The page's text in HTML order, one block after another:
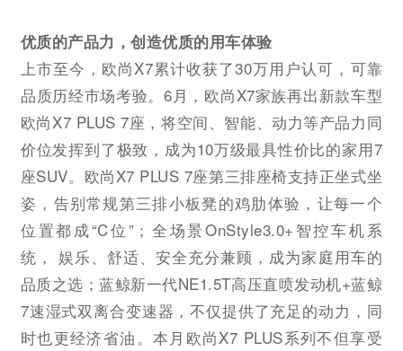
优质的产品力，创造优质的用车体验
上市至今，欧尚X7累计收获了30万用户认可，可靠
品质历经市场考验。6月，欧尚X7家族再出新款车型
欧尚X7 PLUS 7座，将空间、智能、动力等产品力同
价位发挥到了极致，成为10万级最具性价比的家用7
座SUV。欧尚X7 PLUS 7座第三排座椅支持正坐式坐
姿，告别常规第三排小板凳的鸡肋体验，让每一个
位置都成“C位”；全场景OnStyle3.0+智控车机系
统， 娱乐、舒适、安全充分兼顾，成为家庭用车的
品质之选；蓝鲸新一代NE1.5T高压直喷发动机+蓝鲸
7速湿式双离合变速器，不仅提供了充足的动力，同
时也更经济省油。本月欧尚X7 PLUS系列不但享受